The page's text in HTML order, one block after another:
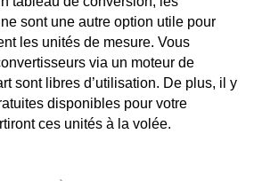
sont une autre option utile pour
les unités de mesure. Vous
via un moteur de
sont libres d’utilisation. De plus, il y
disponibles pour votre
ces unités à la volée.